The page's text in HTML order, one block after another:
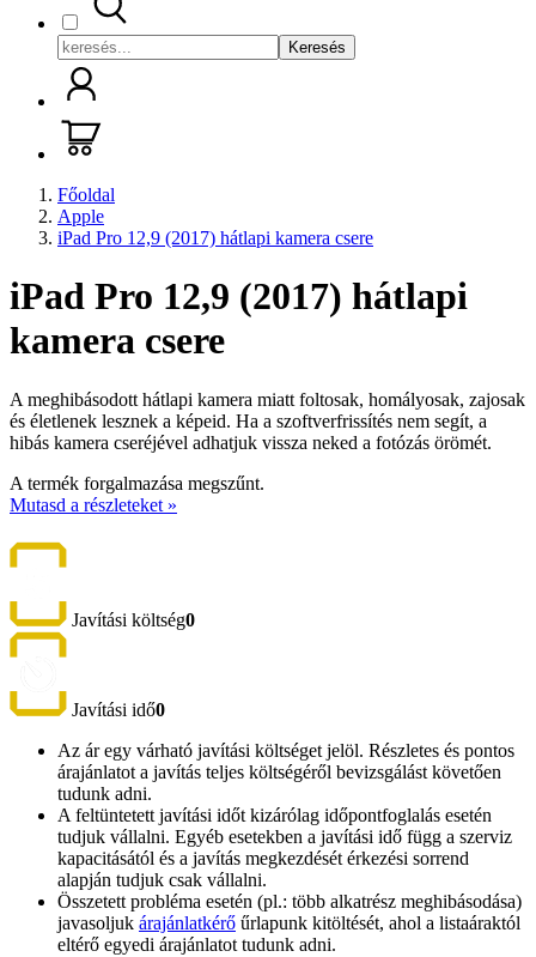
Keresés
Főoldal
Apple
iPad Pro 12,9 (2017) hátlapi kamera csere
iPad Pro 12,9 (2017) hátlapi
kamera csere
A meghibásodott hátlapi kamera miatt foltosak, homályosak, zajosak
és életlenek lesznek a képeid. Ha a szoftverfrissítés nem segít, a
hibás kamera cseréjével adhatjuk vissza neked a fotózás örömét.
A termék forgalmazása megszűnt.
Mutasd a részleteket »
Javítási költség0
Javítási idő0
Az ár egy várható javítási költséget jelöl. Részletes és pontos
árajánlatot a javítás teljes költségéről bevizsgálást követően
tudunk adni.
A feltüntetett javítási időt kizárólag időpontfoglalás esetén
tudjuk vállalni. Egyéb esetekben a javítási idő függ a szerviz
kapacitásától és a javítás megkezdését érkezési sorrend
alapján tudjuk csak vállalni.
Összetett probléma esetén (pl.: több alkatrész meghibásodása)
javasoljuk árajánlatkérő űrlapunk kitöltését, ahol a listaáraktól
eltérő egyedi árajánlatot tudunk adni.